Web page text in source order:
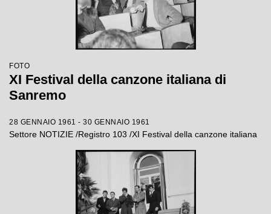
FOTO
XI Festival della canzone italiana di
Sanremo
28 GENNAIO 1961 - 30 GENNAIO 1961
Settore NOTIZIE /Registro 103 /XI Festival della canzone italiana